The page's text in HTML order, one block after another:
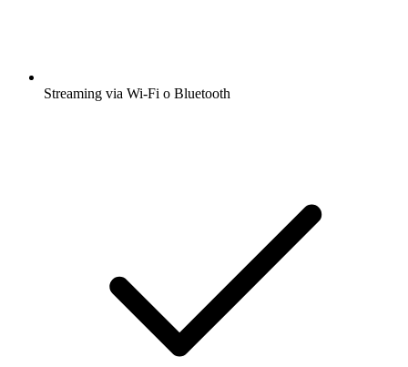
Streaming via Wi-Fi o Bluetooth